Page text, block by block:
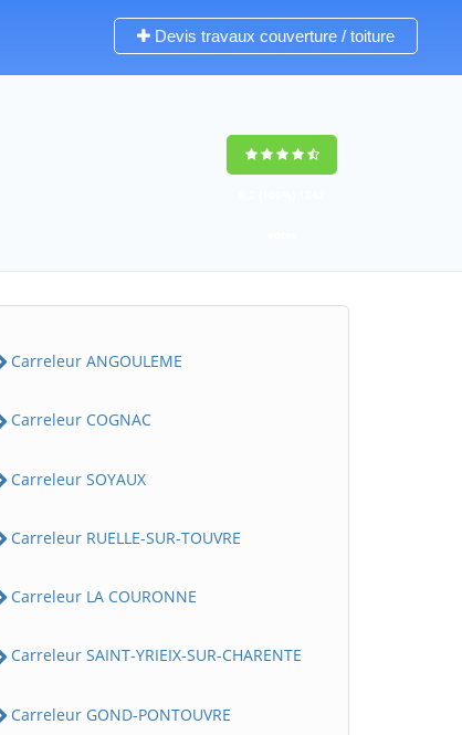
Devis travaux couverture / toiture
Carreleur ANGOULEME
Carreleur COGNAC
Carreleur SOYAUX
Carreleur RUELLE-SUR-TOUVRE
Carreleur LA COURONNE
Carreleur SAINT-YRIEIX-SUR-CHARENTE
Carreleur GOND-PONTOUVRE